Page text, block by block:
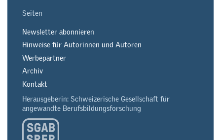
Seiten
Newsletter abonnieren
Hinweise für Autorinnen und Autoren
Werbepartner
Archiv
Kontakt
Herausgeberin: Schweizerische Gesellschaft für
angewandte Berufsbildungsforschung